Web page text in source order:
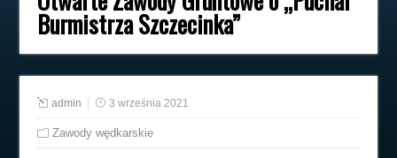
Burmistrza Szczecinka”
admin 3 września 2021
Zawody wędkarskie